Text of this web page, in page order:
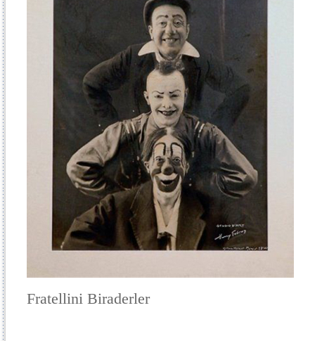
Fratellini Biraderler